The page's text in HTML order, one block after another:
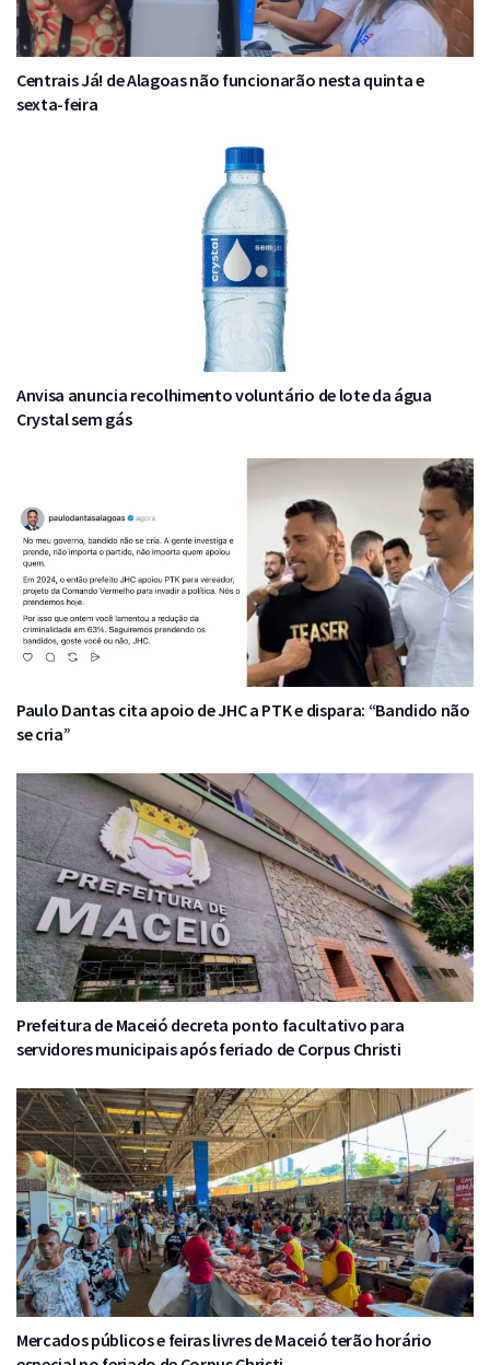
Centrais Já! de Alagoas não funcionarão nesta quinta e
sexta-feira
Anvisa anuncia recolhimento voluntário de lote da água
Crystal sem gás
Paulo Dantas cita apoio de JHC a PTK e dispara: “Bandido não
se cria”
Prefeitura de Maceió decreta ponto facultativo para
servidores municipais após feriado de Corpus Christi
Mercados públicos e feiras livres de Maceió terão horário